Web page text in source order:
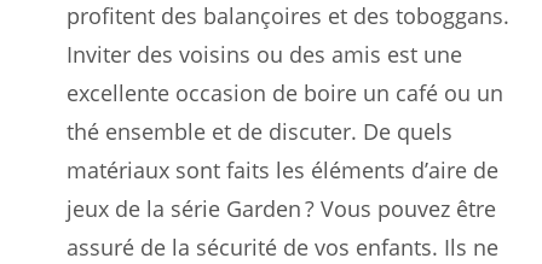
profitent des balançoires et des toboggans.
Inviter des voisins ou des amis est une
excellente occasion de boire un café ou un
thé ensemble et de discuter. De quels
matériaux sont faits les éléments d’aire de
jeux de la série Garden ? Vous pouvez être
assuré de la sécurité de vos enfants. Ils ne